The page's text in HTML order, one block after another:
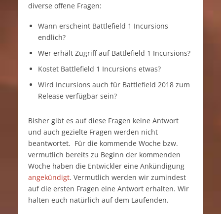
diverse offene Fragen:
Wann erscheint Battlefield 1 Incursions
endlich?
Wer erhält Zugriff auf Battlefield 1 Incursions?
Kostet Battlefield 1 Incursions etwas?
Wird Incursions auch für Battlefield 2018 zum
Release verfügbar sein?
Bisher gibt es auf diese Fragen keine Antwort
und auch gezielte Fragen werden nicht
beantwortet. Für die kommende Woche bzw.
vermutlich bereits zu Beginn der kommenden
Woche haben die Entwickler eine Ankündigung
angekündigt. Vermutlich werden wir zumindest
auf die ersten Fragen eine Antwort erhalten. Wir
halten euch natürlich auf dem Laufenden.